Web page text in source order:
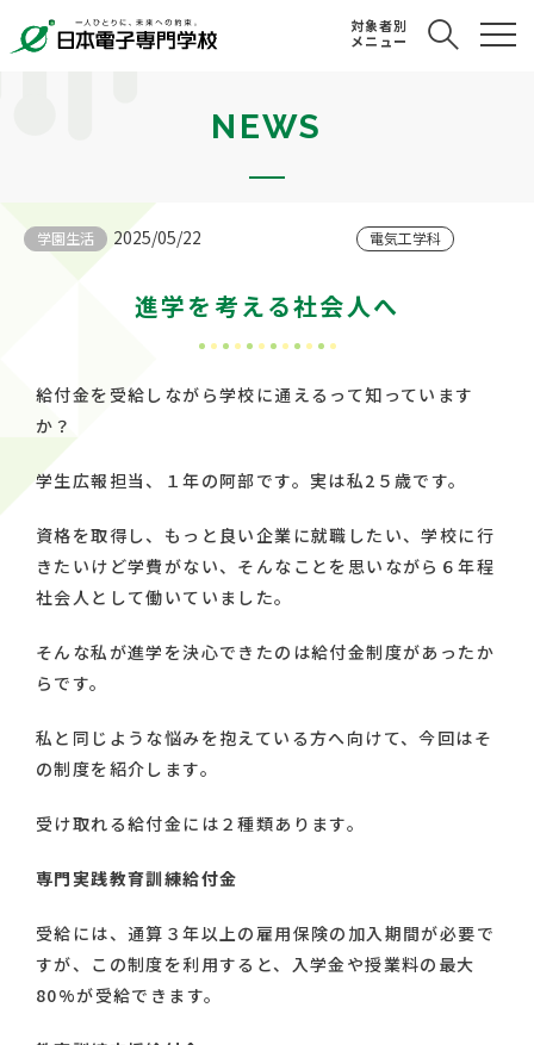
対象者別
メニュー
NEWS
学園生活 2025/05/22 電気工学科
進学を考える社会人へ
給付金を受給しながら学校に通えるって知っています
か？
学生広報担当、１年の阿部です。実は私2５歳です。
資格を取得し、もっと良い企業に就職したい、学校に行
きたいけど学費がない、そんなことを思いながら６年程
社会人として働いていました。
そんな私が進学を決心できたのは給付金制度があったか
らです。
私と同じような悩みを抱えている方へ向けて、今回はそ
の制度を紹介します。
受け取れる給付金には２種類あります。
専門実践教育訓練給付金
受給には、通算３年以上の雇用保険の加入期間が必要で
すが、この制度を利用すると、入学金や授業料の最大
80%が受給できます。